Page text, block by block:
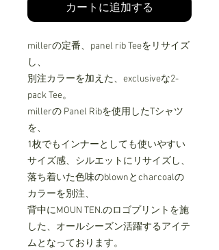
カートに追加する
millerの定番、panel rib Teeをリサイズ
し、
別注カラーを加えた、exclusiveな2-
pack Tee。
millerの Panel Ribを使⽤したTシャツ
を、
1枚でもインナーとしても使いやすい
サイズ感、シルエットにリサイズし、
落ち着いた色味のblownとcharcoalの
カラーを別注、
背中にMOUN TEN.のロゴプリントを施
した、オールシーズン活躍するアイテ
ムとなっております。